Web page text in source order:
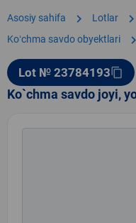
Asosiy sahifa chevron_right Lotlar chevron_right
Koʻchma savdo obyektlari chevron_right
Lot № 23784193content_copy
Ko`chma savdo joyi,